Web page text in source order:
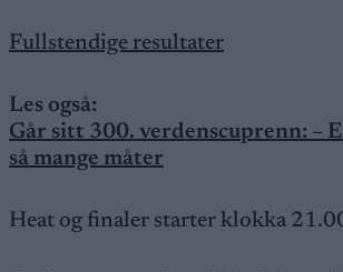
Fullstendige resultater
Les også:
Går sitt 300. verdenscuprenn: –
så mange måter
Heat og finaler starter klokka